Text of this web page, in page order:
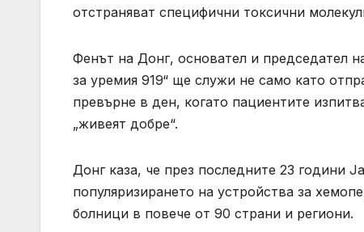
отстраняват специфични токсични
Фенът на Донг, основател и председател
за уремия 919“ ще служи не само като
превърне в ден, когато пациентите
„живеят добре“.
Донг каза, че през последните 23 години
популяризирането на устройства за
болници в повече от 90 страни и региони.